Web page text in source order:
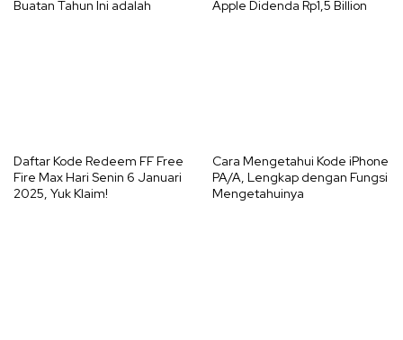
Buatan Tahun Ini adalah
Apple Didenda Rp1,5 Billion
Daftar Kode Redeem FF Free
Fire Max Hari Senin 6 Januari
2025, Yuk Klaim!
Cara Mengetahui Kode iPhone
PA/A, Lengkap dengan Fungsi
Mengetahuinya